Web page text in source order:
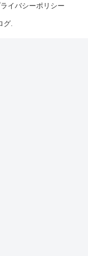
イバシーポリシー
グ.